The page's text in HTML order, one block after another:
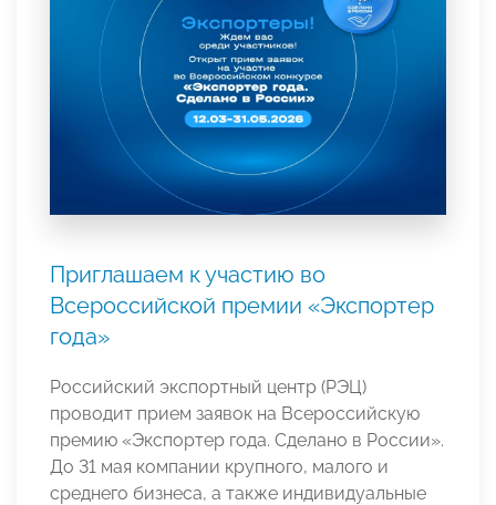
Приглашаем к участию во
Всероссийской премии «Экспортер
года»
Российский экспортный центр (РЭЦ)
проводит прием заявок на Всероссийскую
премию «Экспортер года. Сделано в России».
До 31 мая компании крупного, малого и
среднего бизнеса, а также индивидуальные